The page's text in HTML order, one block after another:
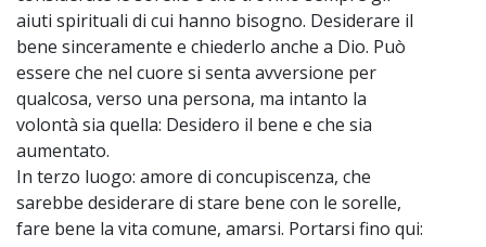
aiuti spirituali di cui hanno bisogno. Desiderare il
bene sinceramente e chiederlo anche a Dio. Può
essere che nel cuore si senta avversione per
qualcosa, verso una persona, ma intanto la
volontà sia quella: Desidero il bene e che sia
aumentato.
In terzo luogo: amore di concupiscenza, che
sarebbe desiderare di stare bene con le sorelle,
fare bene la vita comune, amarsi. Portarsi fino qui: